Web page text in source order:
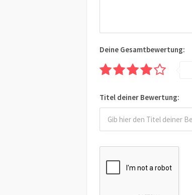
Deine Gesamtbewertung:
Titel deiner Bewertung: